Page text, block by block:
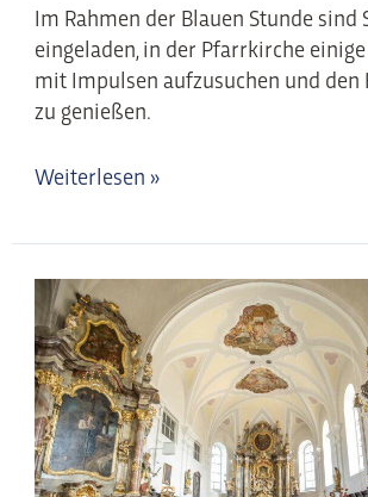
Im Rahmen der Blauen Stunde sind
eingeladen, in der Pfarrkirche
mit Impulsen aufzusuchen und den
zu genießen.
Weiterlesen »
Familiengottesdienst